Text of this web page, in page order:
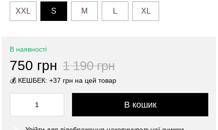
XXL S M L XL
В наявності
750 грн 1 190 грн
💰 КЕШБЕК: +37 грн на цей товар
В кошик